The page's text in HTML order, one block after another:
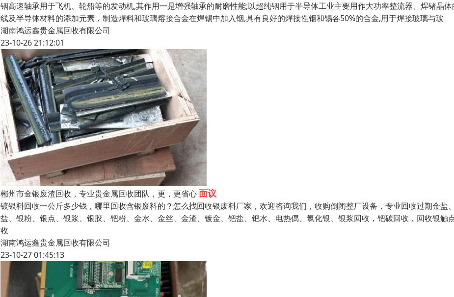
铟高速轴承用于飞机、轮船等的发动机,其作用一是增强轴承的耐磨性能;以超纯铟用于半导体工业主要用作大功率整流器、焊锗晶
线及半导体材料的添加元素，制造焊料和玻璃熔接合金在焊锡中加入铟,具有良好的焊接性铟和锡各50%的合金,用于焊接玻璃与玻
湖南鸿运鑫贵金属回收有限公司
23-10-26 21:12:01
郴州市金银废渣回收，专业贵金属回收团队，更，更省心面议
镀银料回收一公斤多少钱，哪里回收含银废料的？怎么找回收银废料厂家，欢迎咨询我们，收购倒闭整厂设备，专业回收过期金盐
盐、银粉、银点、银浆、银胶、钯粉、金水、金丝、金渣、镀金、钯盐、钯水、电热偶、氯化银、银浆回收，钯碳回收，回收银触
收
湖南鸿运鑫贵金属回收有限公司
23-10-27 01:45:13